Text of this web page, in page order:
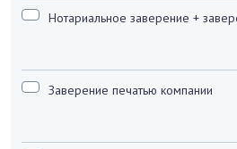
Нотариальное заверение +
Заверение печатью компании